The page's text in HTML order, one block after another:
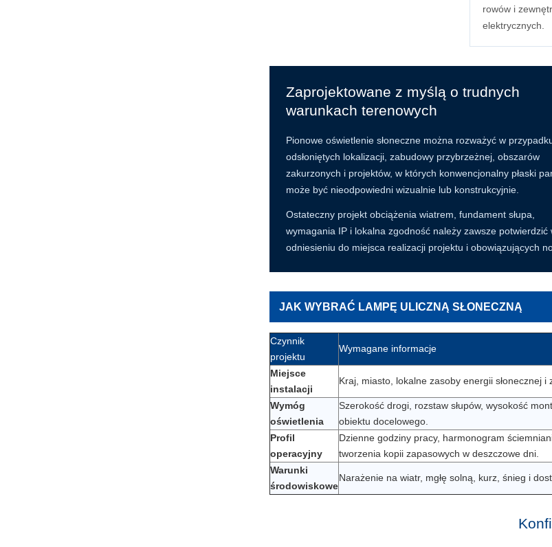
rowów i
elektrycznych.
Zaprojektowane z myślą o trudnych
warunkach terenowych
Pionowe oświetlenie słoneczne można rozważyć w
odsłoniętych lokalizacji, zabudowy przybrzeżnej, obszarów
zakurzonych i projektów, w których konwencjonalny płaski
może być nieodpowiedni wizualnie lub konstrukcyjnie.
Ostateczny projekt obciążenia wiatrem, fundament słupa,
wymagania IP i lokalna zgodność należy zawsze potwierdzić
odniesieniu do miejsca realizacji projektu i obowiązujących
JAK WYBRAĆ LAMPĘ ULICZNĄ SŁONECZNĄ
Czynnik
projektu
Wymagane informacje
Miejsce
instalacji
Kraj, miasto, lokalne zasoby energii słonecznej i
Wymóg
oświetlenia
Szerokość drogi, rozstaw słupów, wysokość
obiektu docelowego.
Profil
operacyjny
Dzienne godziny pracy, harmonogram
tworzenia kopii zapasowych w deszczowe dni.
Warunki
środowiskowe
Narażenie na wiatr, mgłę solną, kurz, śnieg i